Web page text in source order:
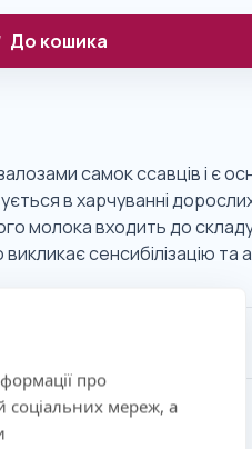
про
соціальних мереж, а
До кошика
самок ссавців і є
в харчуванні
молока входить до
сенсибілізацію та